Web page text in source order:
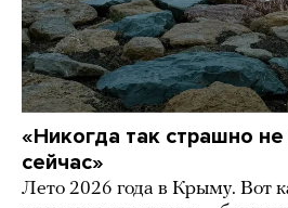
«Никогда так страшно
сейчас»
Лето 2026 года в Крыму. Вот